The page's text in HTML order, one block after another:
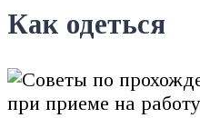
Как одеться